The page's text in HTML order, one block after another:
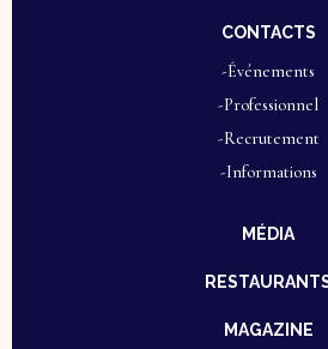
CONTACTS
-Événements
-Professionnel
-Recrutement
-Informations
MÉDIA
MAGAZINE